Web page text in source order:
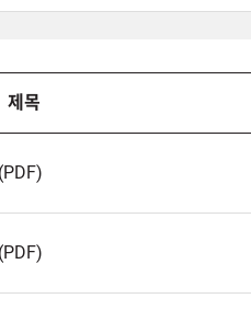
제목